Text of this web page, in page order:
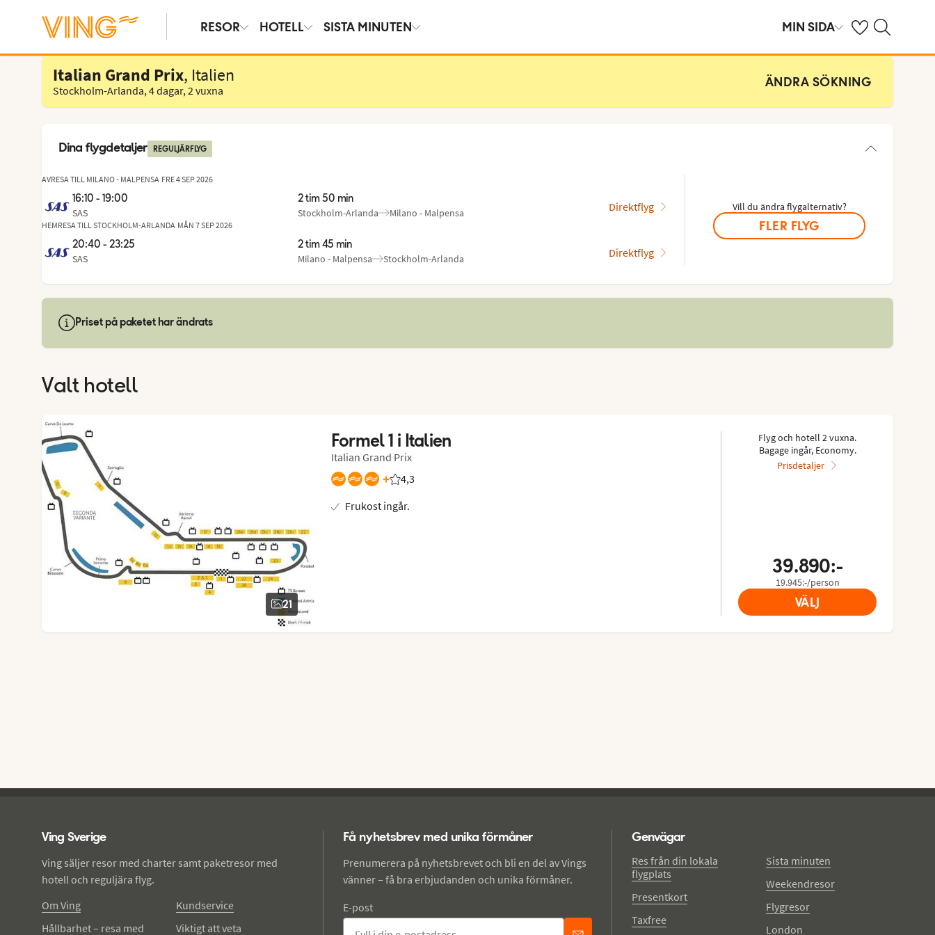
RESOR HOTELL SISTA MINUTEN MIN SIDA Se dina sparade
Sök på ving.se
Välj hotell
Italian Grand Prix, Italien
Stockholm-Arlanda,4 dagar,2 vuxna
ÄNDRA SÖKNING
Dina flygdetaljer REGULJÄRFLYG
AVRESA TILL MILANO - MALPENSA FRE 4 SEP 2026
16:10 - 19:00
SAS
2 tim 50 min
Från:
Stockholm-Arlanda
,till: Milano - Malpensa Direktflyg
HEMRESA TILL STOCKHOLM-ARLANDA MÅN 7 SEP 2026
20:40 - 23:25
SAS
2 tim 45 min
Från:
Milano - Malpensa
,till: Stockholm-Arlanda Direktflyg
Vill du ändra flygalternativ?
FLER FLYG
Priset på paketet har ändrats
Valt hotell
21
Formel 1 i Italien
Italian Grand Prix
+ 4,3
Betyg från Vings gäster: 4.25/5
Frukost ingår.
Flyg och hotell 2 vuxna.
Bagage ingår, Economy.
Prisdetaljer
39.890:-
19.945:-/person
VÄLJ
Ving Sverige
Ving säljer resor med charter samt paketresor med
hotell och reguljära flyg.
Om Ving
Hållbarhet – resa med
Kundservice
Viktigt att veta
Få nyhetsbrev med unika förmåner
Prenumerera på nyhetsbrevet och bli en del av Vings
vänner – få bra erbjudanden och unika förmåner.
E-post
Genvägar
Res från din lokala
flygplats
Presentkort
Taxfree
Sista minuten
Weekendresor
Flygresor
London